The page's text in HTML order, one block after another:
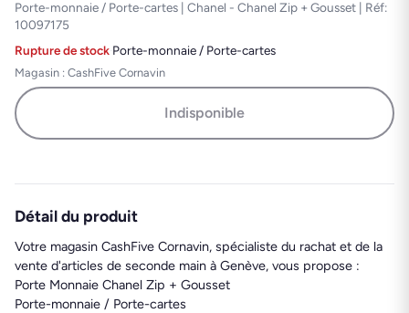
Porte-monnaie / Porte-cartes | Chanel - Chanel Zip + Gousset | Réf:
10097175
Rupture de stock·Porte-monnaie / Porte-cartes
Magasin : CashFive Cornavin
Indisponible
Détail du produit
Votre magasin CashFive Cornavin, spécialiste du rachat et de la
vente d'articles de seconde main à Genève, vous propose :
Porte Monnaie Chanel Zip + Gousset
Porte-monnaie / Porte-cartes